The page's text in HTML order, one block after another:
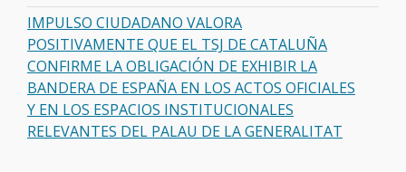
IMPULSO CIUDADANO VALORA
POSITIVAMENTE QUE EL TSJ DE CATALUÑA
CONFIRME LA OBLIGACIÓN DE EXHIBIR LA
BANDERA DE ESPAÑA EN LOS ACTOS OFICIALES
Y EN LOS ESPACIOS INSTITUCIONALES
RELEVANTES DEL PALAU DE LA GENERALITAT